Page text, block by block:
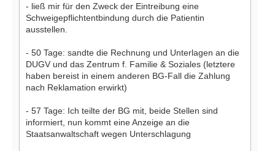
- ließ mir für den Zweck der Eintreibung eine
Schweigepflichtentbindung durch die Patientin
ausstellen.
- 50 Tage: sandte die Rechnung und Unterlagen an die
DUGV und das Zentrum f. Familie & Soziales (letztere
haben bereist in einem anderen BG-Fall die Zahlung
nach Reklamation erwirkt)
- 57 Tage: Ich teilte der BG mit, beide Stellen sind
informiert, nun kommt eine Anzeige an die
Staatsanwaltschaft wegen Unterschlagung